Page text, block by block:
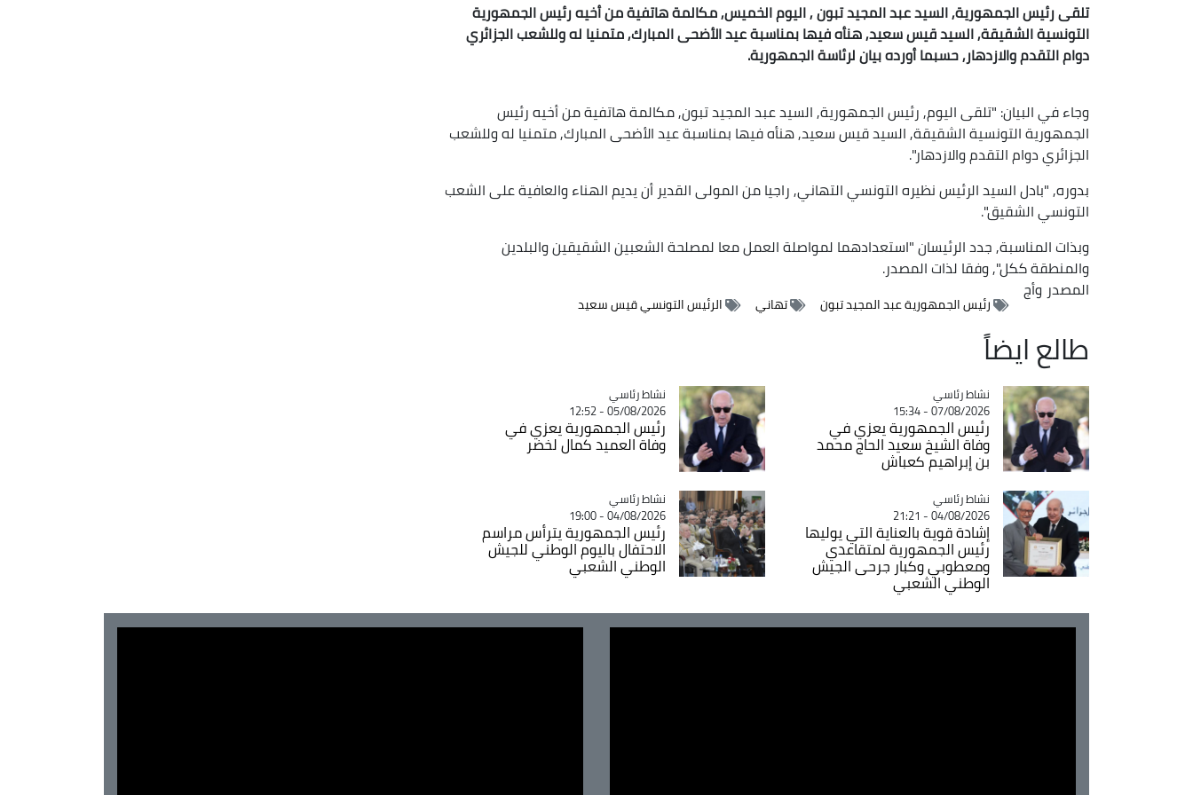
تلقى رئيس الجمهورية, السيد عبد المجيد تبون , اليوم الخميس, مكالمة هاتفية من أخيه رئيس الجمهورية
التونسية الشقيقة, السيد قيس سعيد, هنأه فيها بمناسبة عيد الأضحى المبارك, متمنيا له وللشعب الجزائري
دوام التقدم والازدهار, حسبما أورده بيان لرئاسة الجمهورية.
وجاء في البيان: "تلقى اليوم, رئيس الجمهورية, السيد عبد المجيد تبون, مكالمة هاتفية من أخيه رئيس
الجمهورية التونسية الشقيقة, السيد قيس سعيد, هنأه فيها بمناسبة عيد الأضحى المبارك, متمنيا له وللشعب
الجزائري دوام التقدم والازدهار".
بدوره, "بادل السيد الرئيس نظيره التونسي التهاني, راجيا من المولى القدير أن يديم الهناء والعافية على الشعب
التونسي الشقيق".
وبذات المناسبة, جدد الرئيسان "استعدادهما لمواصلة العمل معا لمصلحة الشعبين الشقيقين والبلدين
والمنطقة ككل", وفقا لذات المصدر.
المصدر وأج
رئيس الجمهورية عبد المجيد تبون تهاني الرئيس التونسي قيس سعيد
طالع ايضاً
Catégorie
نشاط رئاسي
07/08/2026 - 15:34
رئيس الجمهورية يعزي في
وفاة الشيخ سعيد الحاج محمد
بن إبراهيم كعباش
Catégorie
نشاط رئاسي
05/08/2026 - 12:52
رئيس الجمهورية يعزي في
وفاة العميد كمال لخضر
Catégorie
نشاط رئاسي
04/08/2026 - 21:21
إشادة قوية بالعناية التي يوليها
رئيس الجمهورية لمتقاعدي
ومعطوبي وكبار جرحى الجيش
الوطني الشعبي
Catégorie
نشاط رئاسي
04/08/2026 - 19:00
رئيس الجمهورية يترأس مراسم
الاحتفال باليوم الوطني للجيش
الوطني الشعبي